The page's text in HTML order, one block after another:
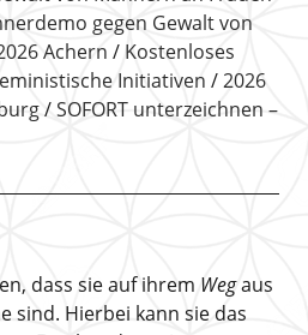
gegen Gewalt von
Achern
Kostenloses
Initiativen
2026
SOFORT unterzeichnen –
dass sie auf ihrem Wegaus
sind. Hierbei kann sie das